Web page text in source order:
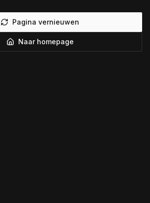
Pagina vernieuwen
Naar homepage